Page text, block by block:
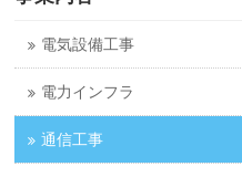
電気設備工事
電力インフラ
通信工事